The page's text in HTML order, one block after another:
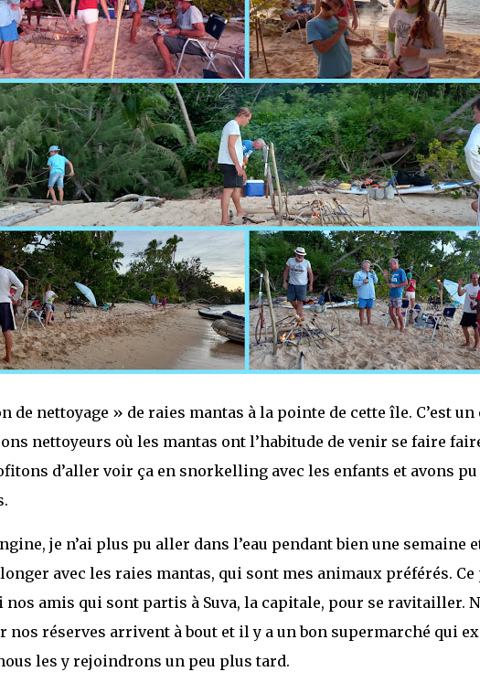
de nettoyage » de raies mantas à la pointe de cette île. C’est
nettoyeurs où les mantas ont l’habitude de venir se faire
d’aller voir ça en snorkelling avec les enfants et avons
je n’ai plus pu aller dans l’eau pendant bien une semaine
avec les raies mantas, qui sont mes animaux préférés.
nos amis qui sont partis à Suva, la capitale, pour se ravitailler.
nos réserves arrivent à bout et il y a un bon supermarché qui
les y rejoindrons un peu plus tard.